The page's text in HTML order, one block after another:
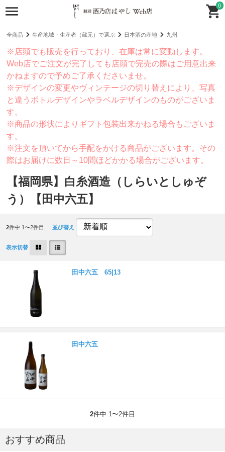
0
全商品 生産地域・生産者（蔵元）で選ぶ 日本酒の産地 九州
※店頭でも販売を行っており、在庫は常に変動します。
Web店でご注文が完了しても店頭で完売の際はご用意出来
かねますので予めご了承くださいませ。
※デザインの変更やヴィンテージの切り替えにより、写真
と違うボトルデザインやラベルデザインのものがございま
す。
※商品の形状によりギフト包装出来かねる場合もございま
す。
※注文を頂いてから手配をかける商品がございます。その
際はお届けに数日～10間ほどかかる場合がございます。
【福岡県】白糸酒造（しらいとしゅぞ
う）【田中六五】
2件中 1〜2件目 並び替え
表示切替
田中六五 65|13
田中六五
2件中 1〜2件目
おすすめ商品